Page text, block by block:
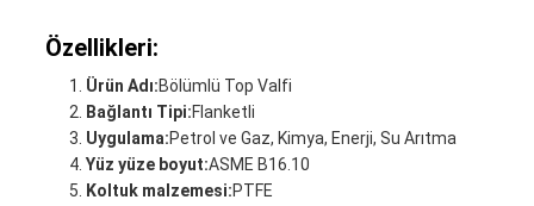
Özellikleri:
Ürün Adı:Bölümlü Top Valfi
Bağlantı Tipi:Flanketli
Uygulama:Petrol ve Gaz, Kimya, Enerji, Su Arıtma
Yüz yüze boyut:ASME B16.10
Koltuk malzemesi:PTFE